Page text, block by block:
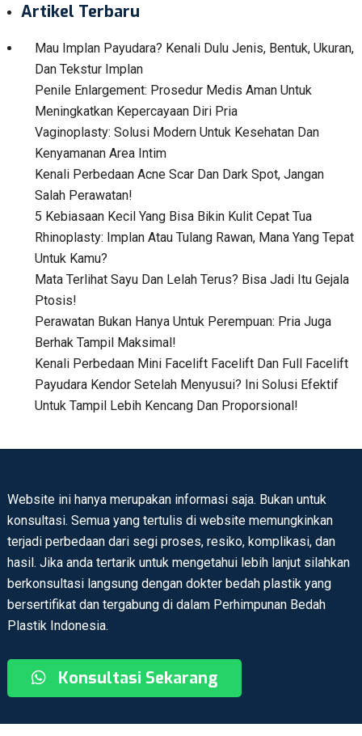
Artikel Terbaru
Mau Implan Payudara? Kenali Dulu Jenis, Bentuk, Ukuran,
Dan Tekstur Implan
Penile Enlargement: Prosedur Medis Aman Untuk
Meningkatkan Kepercayaan Diri Pria
Vaginoplasty: Solusi Modern Untuk Kesehatan Dan
Kenyamanan Area Intim
Kenali Perbedaan Acne Scar Dan Dark Spot, Jangan
Salah Perawatan!
5 Kebiasaan Kecil Yang Bisa Bikin Kulit Cepat Tua
Rhinoplasty: Implan Atau Tulang Rawan, Mana Yang Tepat
Untuk Kamu?
Mata Terlihat Sayu Dan Lelah Terus? Bisa Jadi Itu Gejala
Ptosis!
Perawatan Bukan Hanya Untuk Perempuan: Pria Juga
Berhak Tampil Maksimal!
Kenali Perbedaan Mini Facelift Facelift Dan Full Facelift
Payudara Kendor Setelah Menyusui? Ini Solusi Efektif
Untuk Tampil Lebih Kencang Dan Proporsional!
Website ini hanya merupakan informasi saja. Bukan untuk
konsultasi. Semua yang tertulis di website memungkinkan
terjadi perbedaan dari segi proses, resiko, komplikasi, dan
hasil. Jika anda tertarik untuk mengetahui lebih lanjut silahkan
berkonsultasi langsung dengan dokter bedah plastik yang
bersertifikat dan tergabung di dalam Perhimpunan Bedah
Plastik Indonesia.
Konsultasi Sekarang